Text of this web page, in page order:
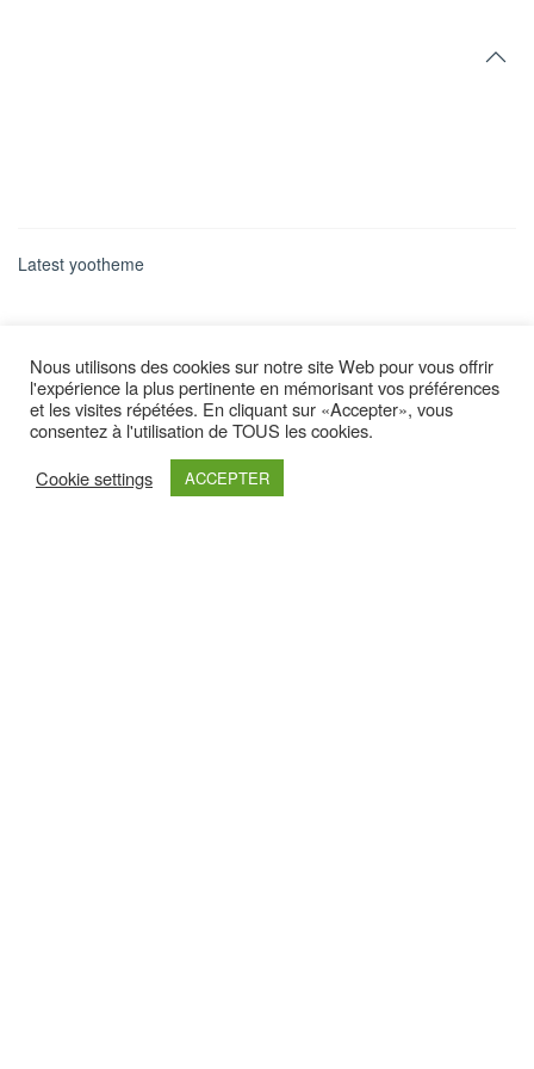
Latest yootheme
Nous utilisons des cookies sur notre site Web pour vous offrir
l'expérience la plus pertinente en mémorisant vos préférences
et les visites répétées. En cliquant sur «Accepter», vous
consentez à l'utilisation de TOUS les cookies.
Cookie settings
ACCEPTER